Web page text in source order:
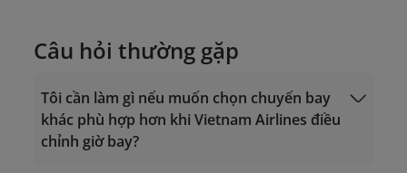
Câu hỏi thường gặp
Tôi cần làm gì nếu muốn chọn chuyến bay
khác phù hợp hơn khi Vietnam Airlines điều
chỉnh giờ bay?